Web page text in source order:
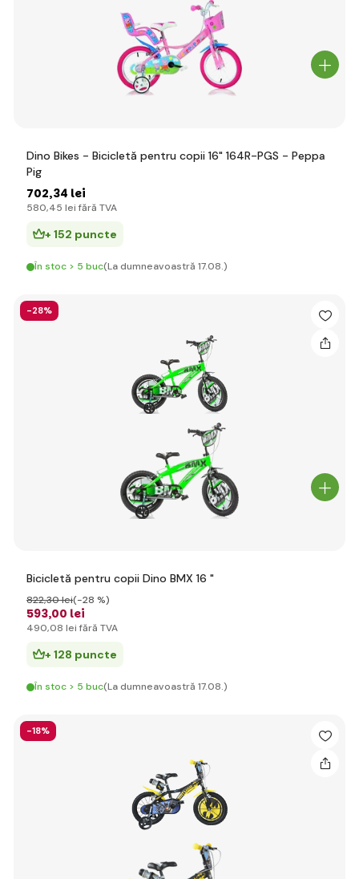
Dino Bikes - Bicicletă pentru copii 16" 164R-PGS - Peppa
Pig
702,34 lei
580,45 lei fără TVA
+ 152 puncte
În stoc > 5 buc(La dumneavoastră 17.08.)
-28%
Bicicletă pentru copii Dino BMX 16 "
593,00 lei
822,30 lei(-28 %)
490,08 lei fără TVA
+ 128 puncte
În stoc > 5 buc(La dumneavoastră 17.08.)
-18%